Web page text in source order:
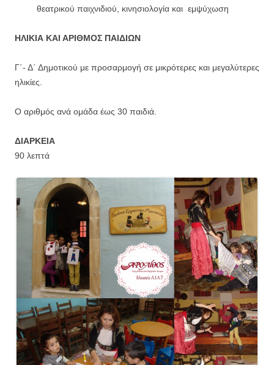
θεατρικού παιχνιδιού, κινησιολογία και εμψύχωση
ΗΛΙΚΙΑ ΚΑΙ ΑΡΙΘΜΟΣ ΠΑΙΔΙΩΝ
Γ΄- Δ΄ Δημοτικού με προσαρμογή σε μικρότερες και μεγαλύτερες
ηλικίες.
Ο αριθμός ανά ομάδα έως 30 παιδιά.
ΔΙΑΡΚΕΙΑ
90 λεπτά